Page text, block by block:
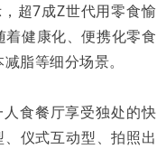
超7成Z世代用零食愉
健康化、便携化零食
脂等细分场景。
食餐厅享受独处的快
仪式互动型、拍照出